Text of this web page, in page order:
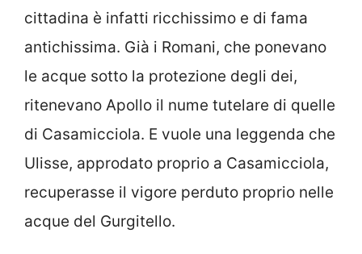
cittadina è infatti ricchissimo e di fama
antichissima. Già i Romani, che ponevano
le acque sotto la protezione degli dei,
ritenevano Apollo il nume tutelare di quelle
di Casamicciola. E vuole una leggenda che
Ulisse, approdato proprio a Casamicciola,
recuperasse il vigore perduto proprio nelle
acque del Gurgitello.